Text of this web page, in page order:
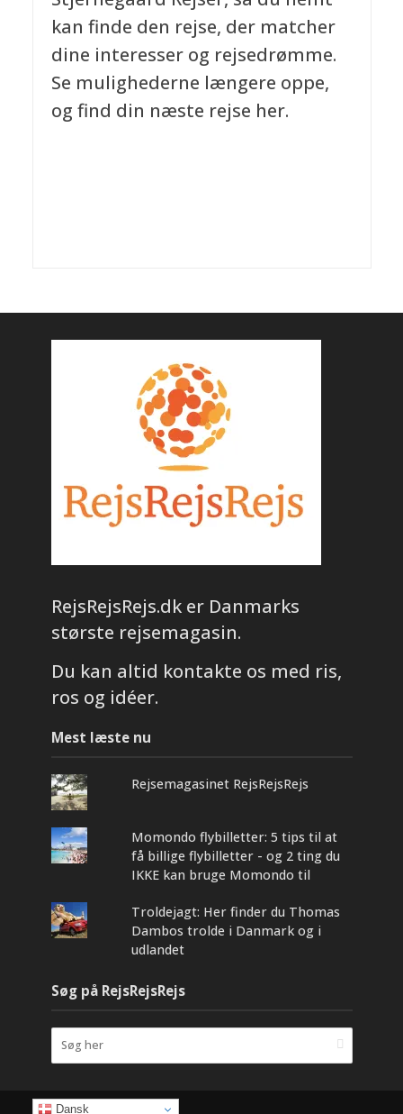
kan finde den rejse, der matcher
dine interesser og rejsedrømme.
Se mulighederne længere oppe,
og find din næste rejse her.
RejsRejsRejs.dk er Danmarks
største rejsemagasin.
Du kan altid kontakte os med ris,
ros og idéer.
Mest læste nu
Rejsemagasinet RejsRejsRejs
Momondo flybilletter: 5 tips til at
få billige flybilletter - og 2 ting du
IKKE kan bruge Momondo til
Troldejagt: Her finder du Thomas
Dambos trolde i Danmark og i
udlandet
Søg på RejsRejsRejs
Dansk